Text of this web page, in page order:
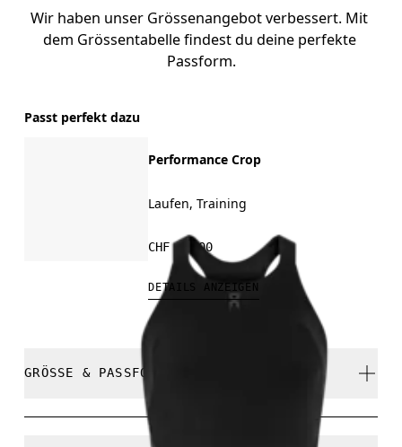
Wir haben unser Grössenangebot verbessert. Mit
dem Grössentabelle findest du deine perfekte
Passform.
Passt perfekt dazu
Performance Crop
Laufen, Training
CHF 95.00
DETAILS ANZEIGEN
GRÖSSE & PASSFORM